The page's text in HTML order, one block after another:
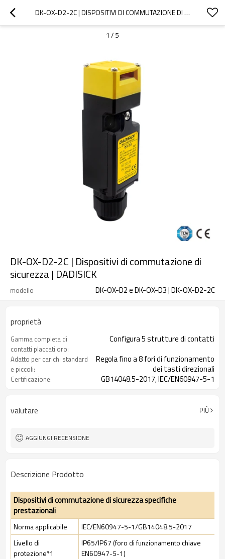
DK-OX-D2-2C | DISPOSITIVI DI COMMUTAZIONE DI SICUREZZA | DADISICK
1 / 5
DK-OX-D2-2C | Dispositivi di commutazione di
sicurezza | DADISICK
modello DK-OX-D2 e DK-OX-D3 | DK-OX-D2-2C
proprietà
Gamma completa di
contatti placcati oro:
Configura 5 strutture di contatti
Adatto per carichi standard
e piccoli:
Regola fino a 8 fori di funzionamento
dei tasti direzionali
Certificazione: GB14048.5-2017, IEC/EN60947-5-1
valutare PIÙ
AGGIUNGI RECENSIONE
Descrizione Prodotto
Dispositivi di commutazione di sicurezza specifiche
prestazionali
Norma applicabile
IEC/EN60947-5-1/GB14048.5-2017
Livello di
protezione*1
IP65/IP67 (foro di funzionamento chiave
EN60947-5-1)